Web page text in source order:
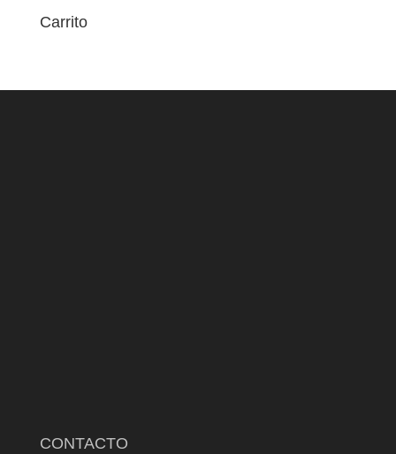
Carrito
CONTACTO